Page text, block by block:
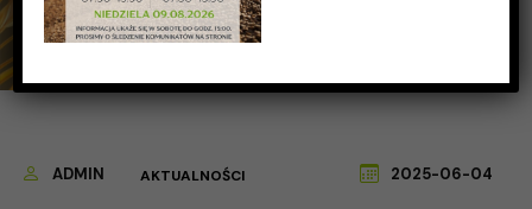
Wyniki postępowania
ADMIN AKTUALNOŚCI 2025-06-04